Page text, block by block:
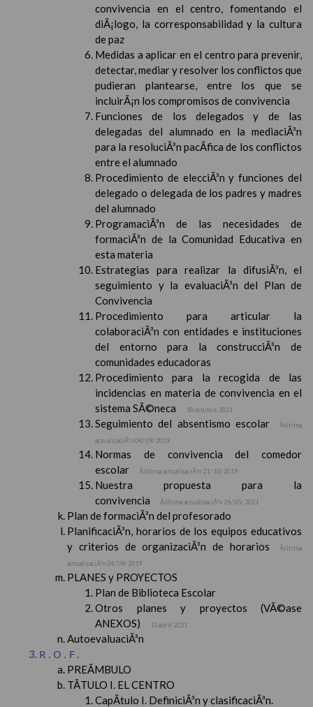
convivencia en el centro, fomentando el
diÃ¡logo, la corresponsabilidad y la cultura
de paz
Medidas a aplicar en el centro para prevenir,
detectar, mediar y resolver los conflictos que
pudieran plantearse, entre los que se
incluirÃ¡n los compromisos de convivencia
Funciones de los delegados y de las
delegadas del alumnado en la mediaciÃ³n
para la resoluciÃ³n pacÃ­fica de los conflictos
entre el alumnado
Procedimiento de elecciÃ³n y funciones del
delegado o delegada de los padres y madres
del alumnado
ProgramaciÃ³n de las necesidades de
formaciÃ³n de la Comunidad Educativa en
esta materia
Estrategias para realizar la difusiÃ³n, el
seguimiento y la evaluaciÃ³n del Plan de
Convivencia
Procedimiento para articular la
colaboraciÃ³n con entidades e instituciones
del entorno para la construcciÃ³n de
comunidades educadoras
Procedimiento para la recogida de las
incidencias en materia de convivencia en el
sistema SÃ©neca
18 octubre 2021
Seguimiento del absentismo escolar
Ãšltima
actualizaciÃ³n 04/ 09/ 2019
Normas de convivencia del comedor
escolar
Ãšltima actualizaciÃ³n 21/ 10/ 2019
Nuestra propuesta para la
convivencia
Ãšltima actualizaciÃ³n 24/ 05/ 2021
Plan de formaciÃ³n del profesorado
PlanificaciÃ³n, horarios de los equipos educativos
y criterios de organizaciÃ³n de horarios
Ãšltima
actualizaciÃ³n 04/ 09/ 2019
PLANES y PROYECTOS
Plan de Biblioteca Escolar
Otros planes y proyectos (VÃ©ase
ANEXOS)
13 abril 2021
AutoevaluaciÃ³n
R.O.F.
PREÃMBULO
TÃTULO I. EL CENTRO
CapÃ­tulo I. DefiniciÃ³n y clasificaciÃ³n.